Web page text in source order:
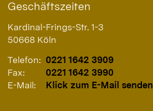
Geschäftszeiten
Kardinal-Frings-Str. 1-3
50668 Köln
Telefon: 0221 1642 3909
Fax:
0221 1642 3990
E-Mail:
Klick zum E-Mail senden